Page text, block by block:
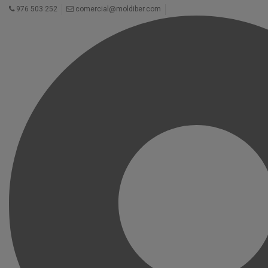
976 503 252 comercial@moldiber.com